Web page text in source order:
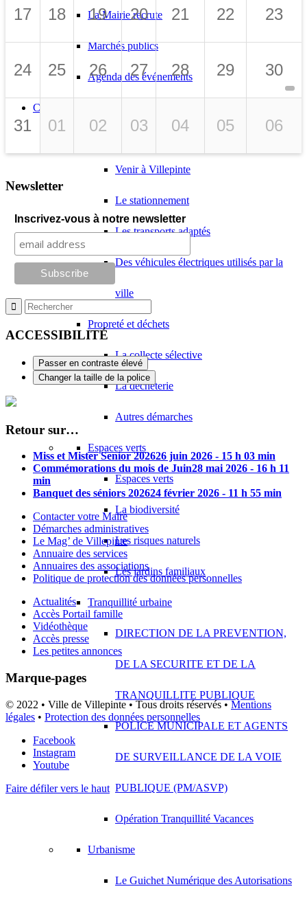
La Mairie recrute
Marchés publics
Agenda des événements
CADRE DE VIE
Venir à Villepinte
Le stationnement
Les transports adaptés
Des véhicules électriques utilisés par la
ville
Propreté et déchets
La collecte sélective
La déchèterie
Autres démarches
Espaces verts
Espaces verts
La biodiversité
Les risques naturels
Les jardins familiaux
Tranquillité urbaine
DIRECTION DE LA PREVENTION,
DE LA SECURITE ET DE LA
TRANQUILLITE PUBLIQUE
POLICE MUNICIPALE ET AGENTS
DE SURVEILLANCE DE LA VOIE
PUBLIQUE (PM/ASVP)
Opération Tranquillité Vacances
Urbanisme
Le Guichet Numérique des Autorisations
17 18 19 20 21 22 23
24 25 26 27 28 29 30
31 01 02 03 04 05 06
Newsletter
Inscrivez-vous à notre newsletter
ACCESSIBILITÉ
Passer en contraste élevé
Changer la taille de la police
Retour sur…
Miss et Mister Senior 202626 juin 2026 - 15 h 03 min
Commémorations du mois de Juin28 mai 2026 - 16 h 11
min
Banquet des séniors 202624 février 2026 - 11 h 55 min
Contacter votre Maire
Démarches administratives
Le Mag’ de Villepinte
Annuaire des services
Annuaires des associations
Politique de protection des données personnelles
Actualités
Accès Portail famille
Vidéothèque
Accès presse
Les petites annonces
Marque-pages
© 2022 • Ville de Villepinte • Tous droits réservés • Mentions
légales • Protection des données personnelles
Facebook
Instagram
Youtube
Faire défiler vers le haut